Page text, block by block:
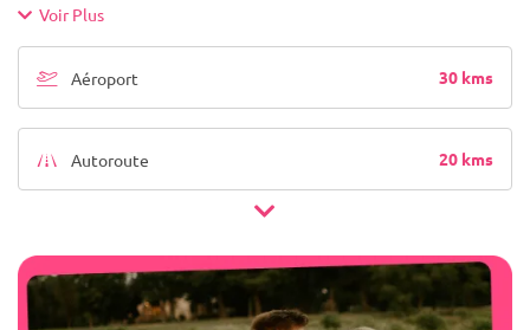
Voir Plus
Aéroport 30 kms
Autoroute 20 kms